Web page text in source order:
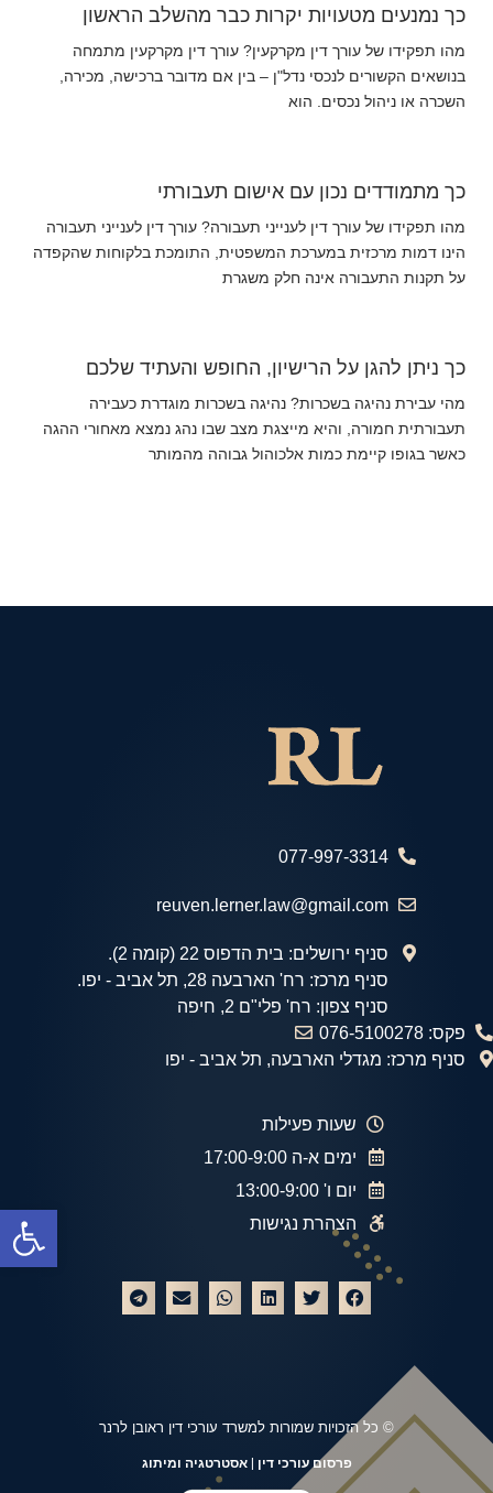
כך נמנעים מטעויות יקרות כבר מהשלב הראשון
מהו תפקידו של עורך דין מקרקעין? עורך דין מקרקעין מתמחה
בנושאים הקשורים לנכסי נדל"ן – בין אם מדובר ברכישה, מכירה,
השכרה או ניהול נכסים. הוא
כך מתמודדים נכון עם אישום תעבורתי
מהו תפקידו של עורך דין לענייני תעבורה? עורך דין לענייני תעבורה
הינו דמות מרכזית במערכת המשפטית, התומכת בלקוחות שהקפדה
על תקנות התעבורה אינה חלק משגרת
כך ניתן להגן על הרישיון, החופש והעתיד שלכם
מהי עבירת נהיגה בשכרות? נהיגה בשכרות מוגדרת כעבירה
תעבורתית חמורה, והיא מייצגת מצב שבו נהג נמצא מאחורי ההגה
כאשר בגופו קיימת כמות אלכוהול גבוהה מהמותר
077-997-3314
reuven.lerner.law@gmail.com
סניף ירושלים: בית הדפוס 22 (קומה 2).
סניף מרכז: רח' הארבעה 28, תל אביב - יפו.
סניף צפון: רח' פלי"ם 2, חיפה
פקס: 076-5100278
סניף מרכז: מגדלי הארבעה, תל אביב - יפו
שעות פעילות
ימים א-ה 17:00-9:00
יום ו' 13:00-9:00
הצהרת נגישות
© כל הזכויות שמורות למשרד עורכי דין ראובן לרנר
פרסום עורכי דין | אסטרטגיה ומיתוג